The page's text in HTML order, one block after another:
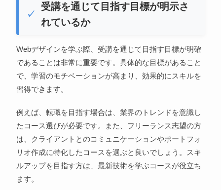
受講を通じて目指す目標が明示さ
れているか
Webデザインを学ぶ際、受講を通じて目指す目標が明確
であることは非常に重要です。具体的な目標があること
で、学習のモチベーションが高まり、効果的にスキルを
習得できます。
例えば、転職を目指す場合は、業界のトレンドを意識し
たコース選びが必要です。また、フリーランス志望の方
は、クライアントとのコミュニケーションやポートフォ
リオ作成に特化したコースを選ぶと良いでしょう。スキ
ルアップを目指す方は、最新技術を学ぶコースが役立ち
ます。